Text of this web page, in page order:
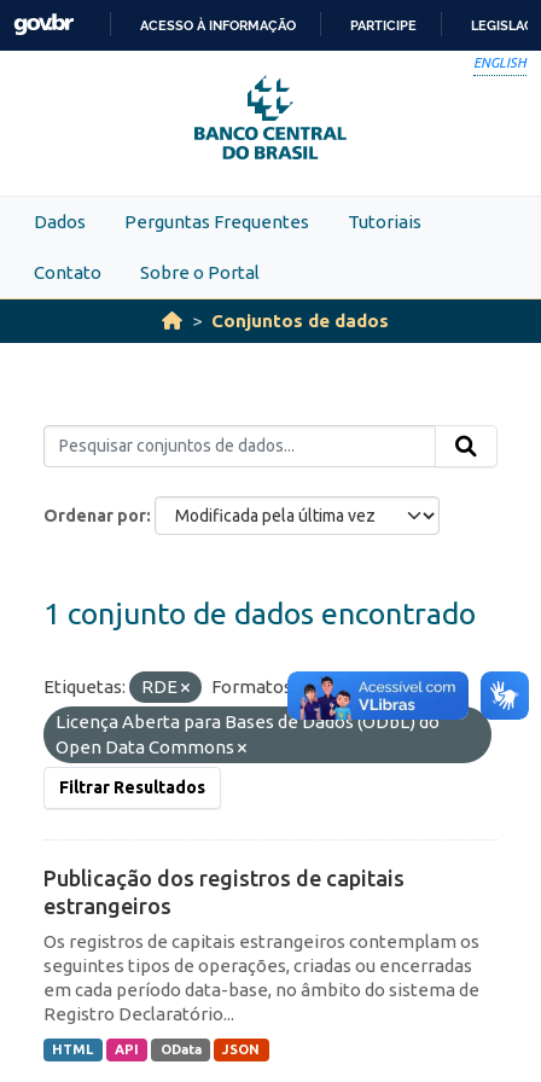
Skip to main content
PARA
O
CONTEÚDO
ACESSO À INFORMAÇÃO PARTICIPE
ENGLISH
Dados Perguntas Frequentes Tutoriais
Contato Sobre o Portal
Conjuntos de dados
Ordenar por
1 conjunto de dados encontrado
Etiquetas: RDE Formatos: JSON
Licenças:
Licença Aberta para Bases de Dados (ODbL) do
Open Data Commons
Filtrar Resultados
Publicação dos registros de capitais
estrangeiros
Os registros de capitais estrangeiros contemplam os
seguintes tipos de operações, criadas ou encerradas
em cada período data-base, no âmbito do sistema de
Registro Declaratório...
HTML API OData JSON